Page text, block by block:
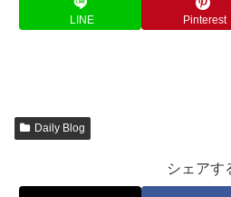
LINE Pinterest
Daily Blog
シェアす